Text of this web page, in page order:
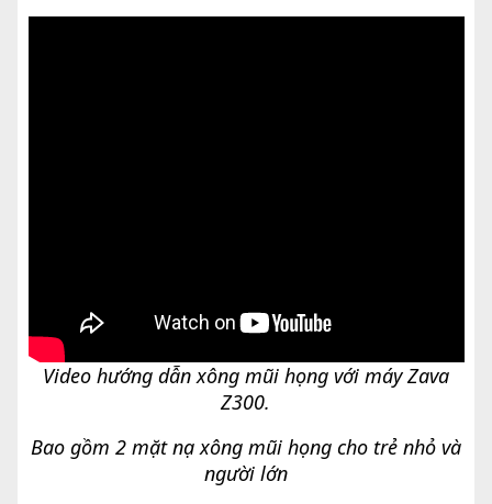
Video hướng dẫn xông mũi họng với máy Zava
Z300.
Bao gồm 2 mặt nạ xông mũi họng cho trẻ nhỏ và
người lớn